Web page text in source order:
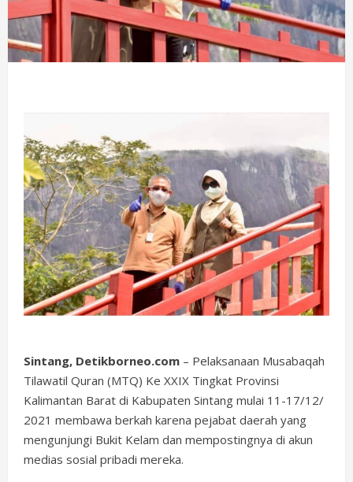
Sintang, Detikborneo.com – Pelaksanaan Musabaqah
Tilawatil Quran (MTQ) Ke XXIX Tingkat Provinsi
Kalimantan Barat di Kabupaten Sintang mulai 11-17/12/
2021 membawa berkah karena pejabat daerah yang
mengunjungi Bukit Kelam dan mempostingnya di akun
medias sosial pribadi mereka.